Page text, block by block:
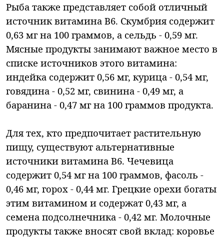
Рыба также представляет собой отличный
источник витамина В6. Скумбрия содержит
0,63 мг на 100 граммов, а сельдь - 0,59 мг.
Мясные продукты занимают важное место в
списке источников этого витамина:
индейка содержит 0,56 мг, курица - 0,54 мг,
говядина - 0,52 мг, свинина - 0,49 мг, а
баранина - 0,47 мг на 100 граммов продукта.
Для тех, кто предпочитает растительную
пищу, существуют альтернативные
источники витамина В6. Чечевица
содержит 0,54 мг на 100 граммов, фасоль -
0,46 мг, горох - 0,44 мг. Грецкие орехи богаты
этим витамином и содержат 0,43 мг, а
семена подсолнечника - 0,42 мг. Молочные
продукты также вносят свой вклад: коровье